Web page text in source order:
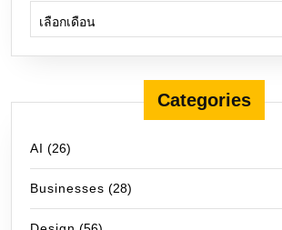
Categories
AI (26)
Businesses (28)